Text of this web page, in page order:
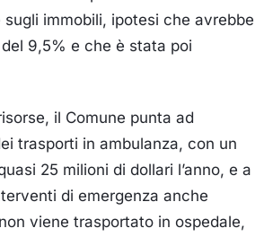
immobili, ipotesi che avrebbe
9,5% e che è stata poi
il Comune punta ad
trasporti in ambulanza, con un
25 milioni di dollari l’anno, e a
di emergenza anche
viene trasportato in ospedale,